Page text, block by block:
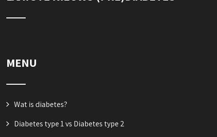
MENU
Wat is diabetes?
Diabetes type 1 vs Diabetes type 2